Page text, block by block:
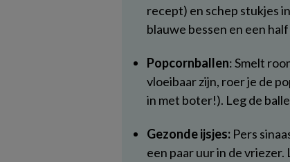
recept) en schep stukjes
blauwe bessen en een
Popcornballen: Smelt
vloeibaar zijn, roer je de
in met boter!). Leg de
Gezonde ijsjes: Pers
een paar uur in de